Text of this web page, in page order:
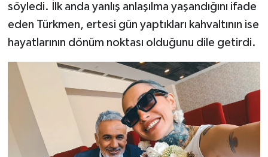
söyledi. İlk anda yanlış anlaşılma yaşandığını ifade
eden Türkmen, ertesi gün yaptıkları kahvaltının ise
hayatlarının dönüm noktası olduğunu dile getirdi.